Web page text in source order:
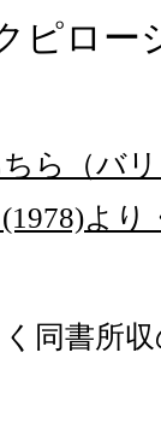
ピロー
ら（バ
より
同書所収